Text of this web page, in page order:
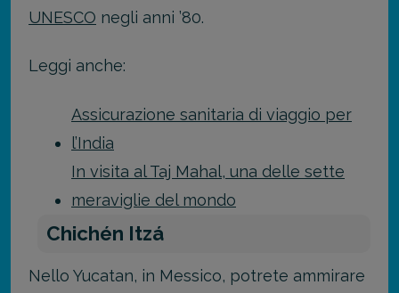
UNESCO negli anni ’80.
Leggi anche:
Assicurazione sanitaria di viaggio per
l’India
In visita al Taj Mahal, una delle sette
meraviglie del mondo
Chichén Itzá
Nello Yucatan, in Messico, potrete ammirare